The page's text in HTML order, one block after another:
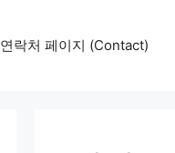
연락처 페이지 (Contact)